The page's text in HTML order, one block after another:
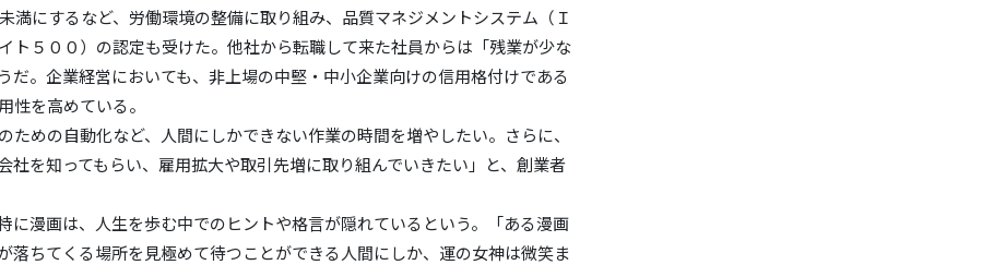
にするなど、労働環境の整備に取り組み、品質マネジメントシステム（Ｉ
ト５００）の認定も受けた。他社から転職して来た社員からは「残業が少な
。企業経営においても、非上場の中堅・中小企業向けの信用格付けである
性を高めている。
めの自動化など、人間にしかできない作業の時間を増やしたい。さらに、
を知ってもらい、雇用拡大や取引先増に取り組んでいきたい」と、創業者
漫画は、人生を歩む中でのヒントや格言が隠れているという。「ある漫画
ちてくる場所を見極めて待つことができる人間にしか、運の女神は微笑ま